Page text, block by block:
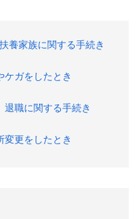
扶養家族に関する手続き
ケガをしたとき
退職に関する手続き
変更をしたとき